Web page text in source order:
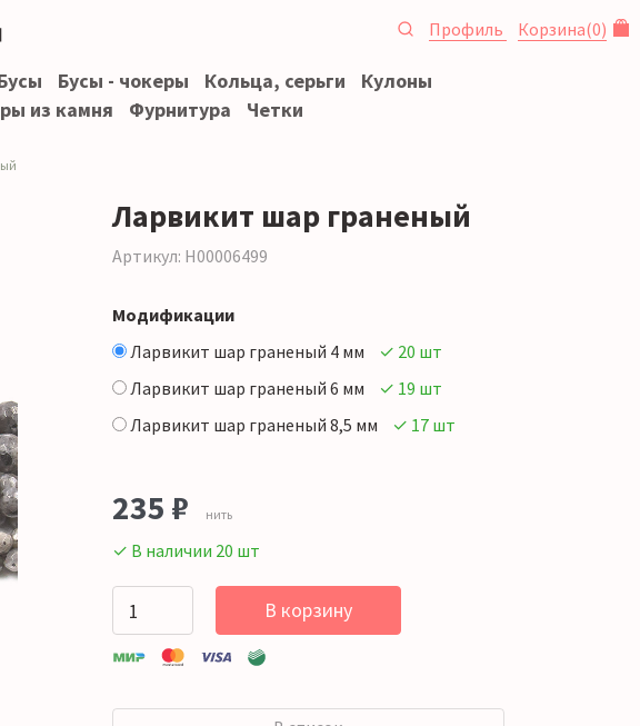
Профиль Корзина(0)
Бусы - чокеры Кольца, серьги
Кулоны
из камня Фурнитура Четки
Ларвикит шар граненый
Артикул: Н00006499
Модификации
Ларвикит шар граненый 4 мм
✓ 20 шт
Ларвикит шар граненый 6 мм
✓ 19 шт
Ларвикит шар граненый 8,5 мм
✓ 17 шт
235 ₽ нить
✓ В наличии 20 шт
В корзину